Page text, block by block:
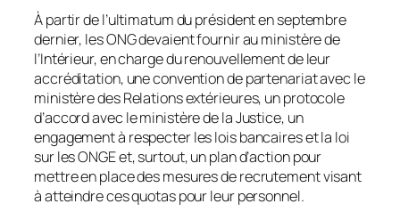
À partir de l’ultimatum du président en septembre
dernier, les ONG devaient fournir au ministère de
l’Intérieur, en charge du renouvellement de leur
accréditation, une convention de partenariat avec le
ministère des Relations extérieures, un protocole
d’accord avec le ministère de la Justice, un
engagement à respecter les lois bancaires et la loi
sur les ONGE et, surtout, un plan d’action pour
mettre en place des mesures de recrutement visant
à atteindre ces quotas pour leur personnel.